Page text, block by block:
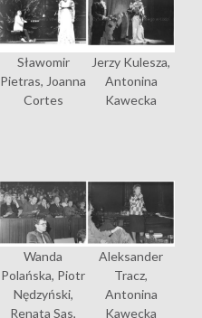
Sławomir
Pietras, Joanna
Cortes
Jerzy Kulesza,
Antonina
Kawecka
Wanda
Polańska, Piotr
Nędzyński,
Renata Sas,
Aleksander
Tracz,
Antonina
Kawecka